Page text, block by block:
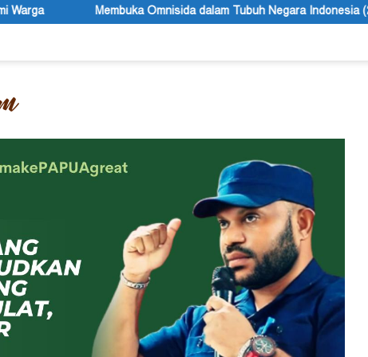
Omnisida dalam Tubuh Negara Indonesia (2) Sekda